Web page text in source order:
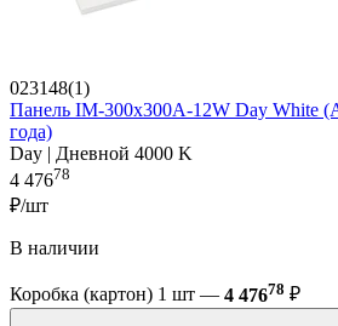
023148(1)
Панель IM-300x300A-12W Day White
года)
Day | Дневной 4000 K
4 47678
₽/шт
В наличии
Коробка (картон) 1 шт — 4 47678 ₽